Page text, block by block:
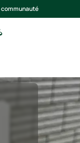
communauté